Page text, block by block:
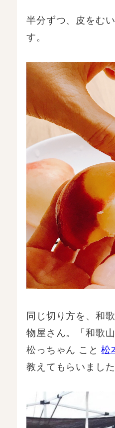
半分ずつ、皮をむ
す。
同じ切り方を、和
物屋さん。「和歌
松っちゃん こと松
教えてもらいました